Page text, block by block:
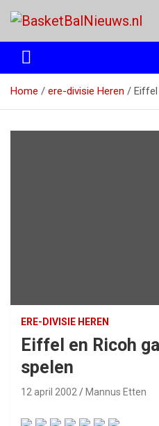
naar
inhoud
Etten
Home ere-divisie Heren Eiffel
ERE-DIVISIE HEREN
Eiffel en Ricoh
spelen
12 april 2002 Mannus Etten